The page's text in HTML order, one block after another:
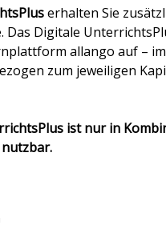
erhalten Sie
Digitale
allango auf –
zum jeweiligen
ist nur in